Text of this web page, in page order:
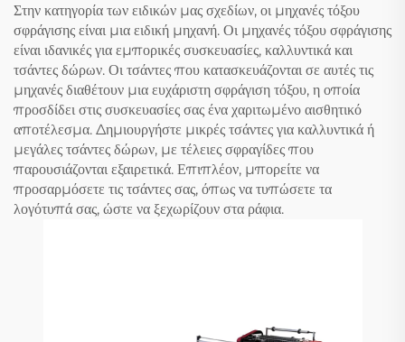
Στην κατηγορία των ειδικών μας σχεδίων, οι μηχανές τόξου
σφράγισης είναι μια ειδική μηχανή. Οι μηχανές τόξου σφράγισης
είναι ιδανικές για εμπορικές συσκευασίες, καλλυντικά και
τσάντες δώρων. Οι τσάντες που κατασκευάζονται σε αυτές τις
μηχανές διαθέτουν μια ευχάριστη σφράγιση τόξου, η οποία
προσδίδει στις συσκευασίες σας ένα χαριτωμένο αισθητικό
αποτέλεσμα. Δημιουργήστε μικρές τσάντες για καλλυντικά ή
μεγάλες τσάντες δώρων, με τέλειες σφραγίδες που
παρουσιάζονται εξαιρετικά. Επιπλέον, μπορείτε να
προσαρμόσετε τις τσάντες σας, όπως να τυπώσετε τα
λογότυπά σας, ώστε να ξεχωρίζουν στα ράφια.